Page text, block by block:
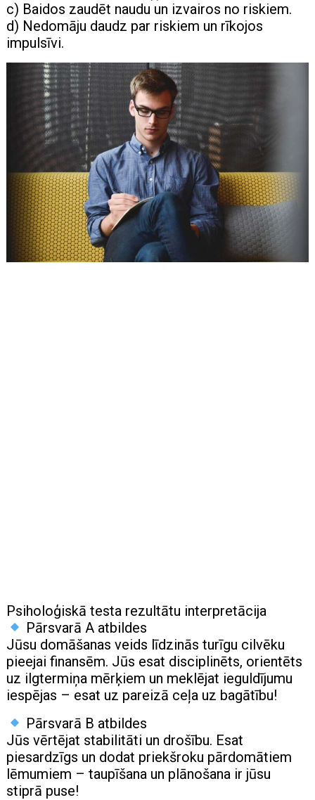
c) Baidos zaudēt naudu un izvairos no riskiem.
d) Nedomāju daudz par riskiem un rīkojos
impulsīvi.
Psiholoģiskā testa rezultātu interpretācija
Pārsvarā A atbildes
Jūsu domāšanas veids līdzinās turīgu cilvēku
pieejai finansēm. Jūs esat disciplinēts, orientēts
uz ilgtermiņa mērķiem un meklējat ieguldījumu
iespējas – esat uz pareizā ceļa uz bagātību!
Pārsvarā B atbildes
Jūs vērtējat stabilitāti un drošību. Esat
piesardzīgs un dodat priekšroku pārdomātiem
lēmumiem – taupīšana un plānošana ir jūsu
stiprā puse!